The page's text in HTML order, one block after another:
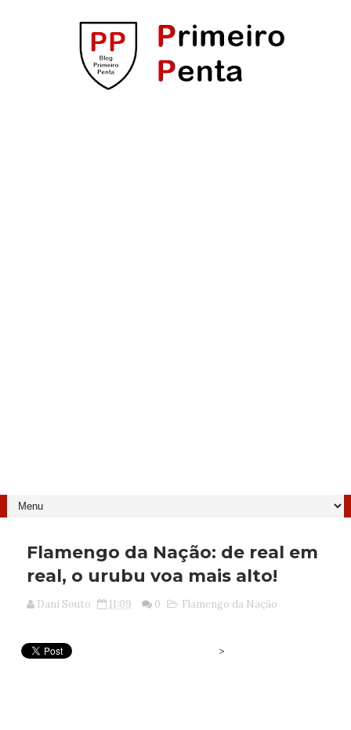
Flamengo da Nação: de real em
real, o urubu voa mais alto!
Dani Souto 11:09 0 Flamengo da Nação
>